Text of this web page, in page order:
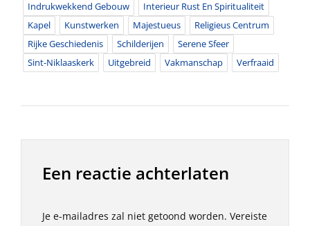
Indrukwekkend Gebouw
Interieur Rust En Spiritualiteit
Kapel
Kunstwerken Majestueus
Religieus Centrum
Rijke Geschiedenis
Schilderijen
Serene Sfeer
Sint-Niklaaskerk
Uitgebreid Vakmanschap Verfraaid
Een reactie achterlaten
Je e-mailadres zal niet getoond worden. Vereiste